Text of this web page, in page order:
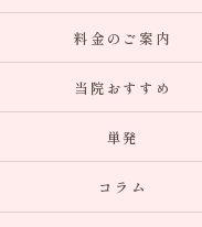
料金のご案内
当院おすすめ
単発
コラム